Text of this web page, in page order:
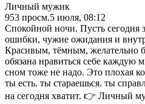
Личный мужик
953 просм.5 июля, 08:12
Спокойной ночи. Пусть сегодня
ошибки, чужие ожидания и
Красивым, тёмным, желательно
обязана нравиться себе каждую
сном тоже не надо. Это плохая
ты есть. ты стараешься. ты
на сегодня хватит. 👉 Личный